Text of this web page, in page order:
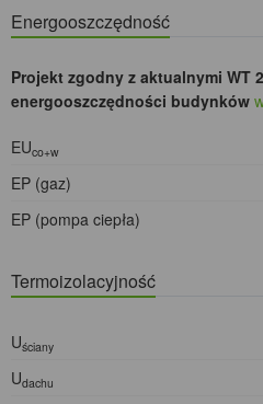
Energooszczędność
Projekt zgodny z aktualnymi WT
energooszczędności budynków
EUco+w
EP (gaz)
EP (pompa ciepła)
Termoizolacyjność
Uściany
Udachu